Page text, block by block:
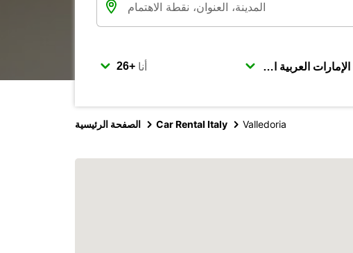
أنا
الصفحة الرئيسية Car Rental Italy Valledoria